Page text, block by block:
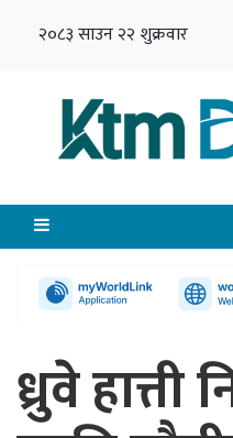
२०८३ साउन २२ शुक्रवार
ध्रुवे हात्ती